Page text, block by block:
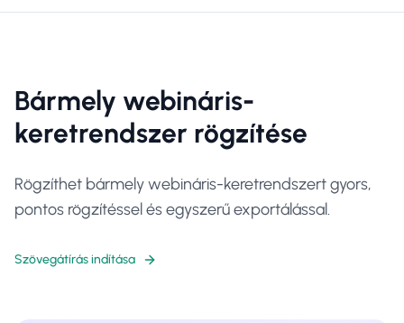
Bármely webináris-
keretrendszer rögzítése
Rögzíthet bármely webináris-keretrendszert gyors,
pontos rögzítéssel és egyszerű exportálással.
Szövegátírás indítása